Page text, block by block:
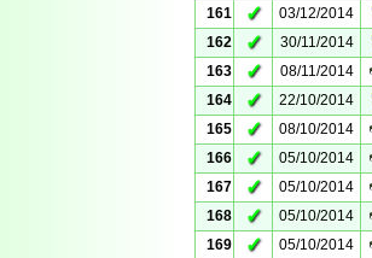
161
✓ 03/12/2014
162
✓ 30/11/2014
163
✓ 08/11/2014
164
✓ 22/10/2014
165
✓ 08/10/2014
166
✓ 05/10/2014
167
✓ 05/10/2014
168
✓ 05/10/2014
169
✓ 05/10/2014